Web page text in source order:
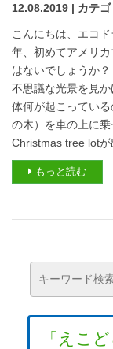
12.08.2019 | カテゴ
こんにちは、エコ
年、初めてアメリ
はないでしょうか
不思議な光景を見
体何が起こってい
の木）を車の上に
Christmas tree lotが
もっと読む
「えこ